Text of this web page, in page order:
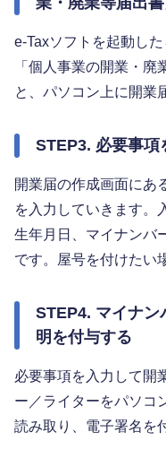
e-Taxソフトを起動し
「個人事業の開業・
と、パソコン上に開業
STEP3. 必要事項
開業届の作成画面にあ
を入力していきます。
生年月日、マイナンバ
です。屋号を付けたい
STEP4. マイナン
明を付与する
必要事項を入力して開
ー／ライターをパソコ
読み取り、電子署名を